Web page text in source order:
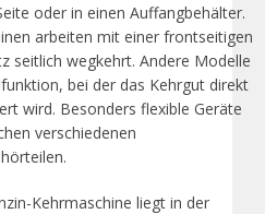
oder in einen Auffangbehälter.
arbeiten mit einer frontseitigen
seitlich wegkehrt. Andere Modelle
bei der das Kehrgut direkt
wird. Besonders flexible Geräte
verschiedenen
Kehrmaschine liegt in der